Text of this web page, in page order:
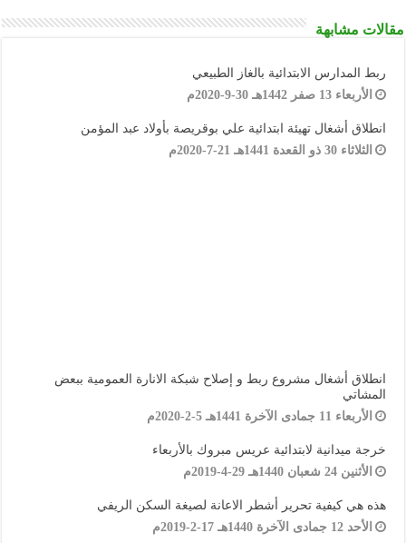
مقالات مشابهة
ربط المدارس الابتدائية بالغاز الطبيعي
الأربعاء 13 صفر 1442هـ 30-9-2020م
انطلاق أشغال تهيئة ابتدائية علي بوقريصة بأولاد عبد المؤمن
الثلاثاء 30 ذو القعدة 1441هـ 21-7-2020م
انطلاق أشغال مشروع ربط و إصلاح شبكة الانارة العمومية ببعض
المشاتي
الأربعاء 11 جمادى الآخرة 1441هـ 5-2-2020م
خرجة ميدانية لابتدائية عريس مبروك بالأربعاء
الأثنين 24 شعبان 1440هـ 29-4-2019م
هذه هي كيفية تحرير أشطر الاعانة لصيغة السكن الريفي
الأحد 12 جمادى الآخرة 1440هـ 17-2-2019م